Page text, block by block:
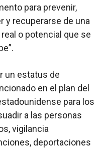
para prevenir,
y recuperarse de una
o potencial que se
un estatus de
en el plan del
para los
a las personas
vigilancia
deportaciones